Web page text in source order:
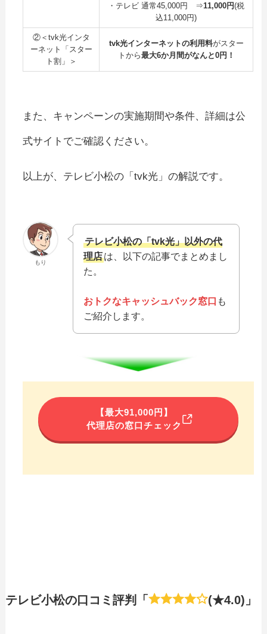
・テレビ 通常45,000円 ⇒11,000円(税
込11,000円)
②＜tvk光インタ
ーネット「スター
ト割」＞
tvk光インターネットの利用料がスター
トから最大6か月間がなんと0円！
また、キャンペーンの実施期間や条件、詳細は公
式サイトでご確認ください。
以上が、テレビ小松の「tvk光」の解説です。
もり
テレビ小松の「tvk光」以外の代
理店は、以下の記事でまとめまし
た。
おトクなキャッシュバック窓口 も
ご紹介します。
【最大91,000円】
代理店の窓口チェック
テレビ小松の口コミ評判「 (★4.0)」